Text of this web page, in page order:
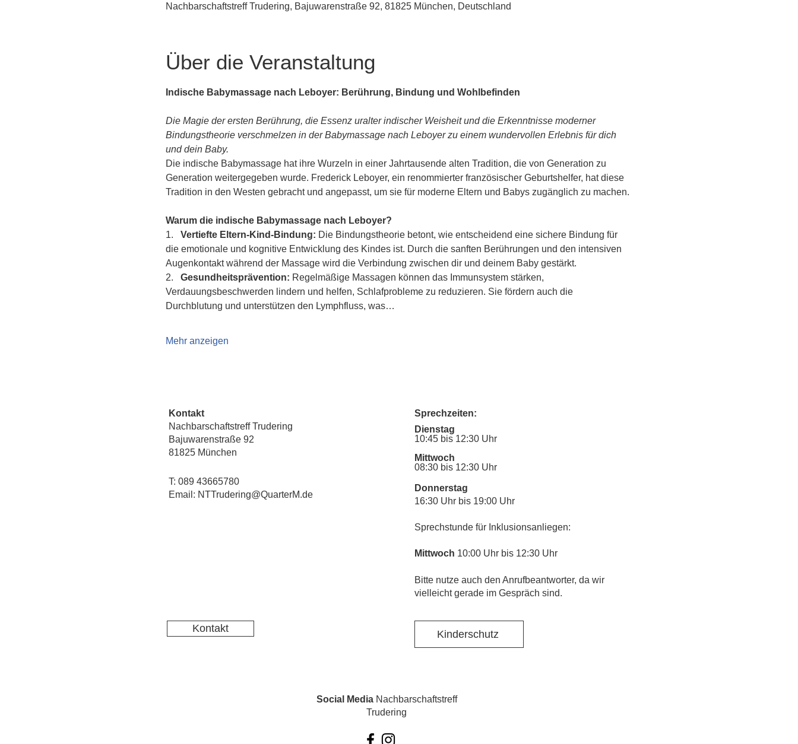
Nachbarschaftstreff Trudering, Bajuwarenstraße 92, 81825 München, Deutschland
Über die Veranstaltung
Indische Babymassage nach Leboyer: Berührung, Bindung und Wohlbefinden
Die Magie der ersten Berührung, die Essenz uralter indischer Weisheit und die Erkenntnisse moderner
Bindungstheorie verschmelzen in der Babymassage nach Leboyer zu einem wundervollen Erlebnis für dich
und dein Baby.
Die indische Babymassage hat ihre Wurzeln in einer Jahrtausende alten Tradition, die von Generation zu
Generation weitergegeben wurde. Frederick Leboyer, ein renommierter französischer Geburtshelfer, hat diese
Tradition in den Westen gebracht und angepasst, um sie für moderne Eltern und Babys zugänglich zu machen.
Warum die indische Babymassage nach Leboyer?
1. Vertiefte Eltern-Kind-Bindung: Die Bindungstheorie betont, wie entscheidend eine sichere Bindung für
die emotionale und kognitive Entwicklung des Kindes ist. Durch die sanften Berührungen und den intensiven
Augenkontakt während der Massage wird die Verbindung zwischen dir und deinem Baby gestärkt.
2. Gesundheitsprävention: Regelmäßige Massagen können das Immunsystem stärken,
Verdauungsbeschwerden lindern und helfen, Schlafprobleme zu reduzieren. Sie fördern auch die
Durchblutung und unterstützen den Lymphfluss, was…
Mehr anzeigen
Kontakt
Nachbarschaftstreff Trudering
Bajuwarenstraße 92
81825 München
T: 089 43665780
Email: NTTrudering@QuarterM.de
Kontakt
Sprechzeiten:
Dienstag
10:45 bis 12:30 Uhr
Mittwoch
08:30 bis 12:30 Uhr
Donnerstag
16:30 Uhr bis 19:00 Uhr
Sprechstunde für Inklusionsanliegen:
Mittwoch 10:00 Uhr bis 12:30 Uhr
​Bitte nutze auch den Anrufbeantworter, da wir
vielleicht gerade im Gespräch sind.
Kinderschutz
Social MediaNachbarschaftstreff
Trudering